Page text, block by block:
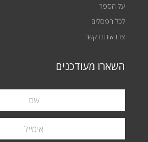
על הספר
לכל הפסלים
צרו איתנו קשר
השארו מעודכנים